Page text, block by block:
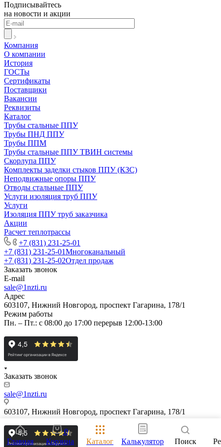
Подписывайтесь
на новости и акции
Компания
О компании
История
ГОСТы
Сертификаты
Поставщики
Вакансии
Реквизиты
Каталог
Трубы стальные ППУ
Трубы ПНД ППУ
Трубы ППМ
Трубы стальные ППУ ТВИН системы
Скорлупа ППУ
Комплекты заделки стыков ППУ (КЗС)
Неподвижные опоры ППУ
Отводы стальные ППУ
Услуги изоляция труб ППУ
Услуги
Изоляция ППУ труб заказчика
Акции
Расчет теплотрассы
+7 (831) 231-25-01
+7 (831) 231-25-01Многоканальный
+7 (831) 231-25-02Отдел продаж
Заказать звонок
E-mail
sale@1nzti.ru
Адрес
603107, Нижний Новгород, проспект Гагарина, 178/1
Режим работы
Пн. – Пт.: с 08:00 до 17:00 перерыв 12:00-13:00
Заказать звонок
sale@1nzti.ru
603107, Нижний Новгород, проспект Гагарина, 178/1
Главная
0
Корзина
Каталог Калькулятор Поиск